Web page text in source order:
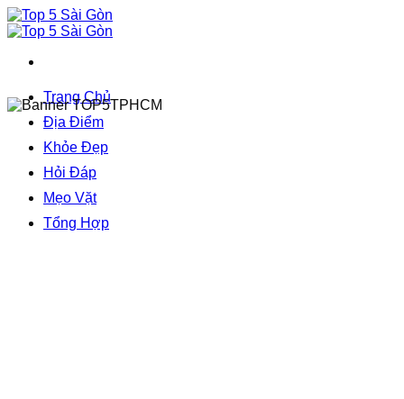
Bỏ
qua
dung
Trang Chủ
Địa Điểm
Khỏe Đẹp
Hỏi Đáp
Mẹo Vặt
Tổng Hợp